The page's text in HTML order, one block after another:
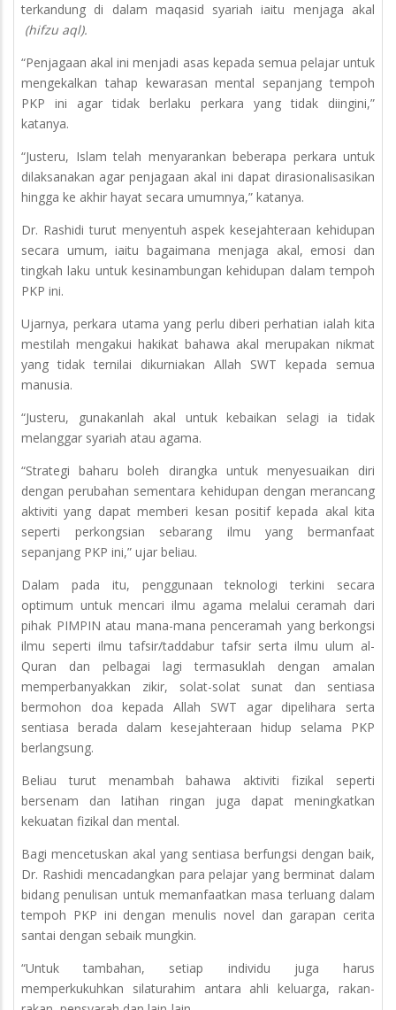
terkandung di dalam maqasid syariah iaitu menjaga akal
(hifzu aql).
“Penjagaan akal ini menjadi asas kepada semua pelajar untuk
mengekalkan tahap kewarasan mental sepanjang tempoh
PKP ini agar tidak berlaku perkara yang tidak diingini,”
katanya.
“Justeru, Islam telah menyarankan beberapa perkara untuk
dilaksanakan agar penjagaan akal ini dapat dirasionalisasikan
hingga ke akhir hayat secara umumnya,” katanya.
Dr. Rashidi turut menyentuh aspek kesejahteraan kehidupan
secara umum, iaitu bagaimana menjaga akal, emosi dan
tingkah laku untuk kesinambungan kehidupan dalam tempoh
PKP ini.
Ujarnya, perkara utama yang perlu diberi perhatian ialah kita
mestilah mengakui hakikat bahawa akal merupakan nikmat
yang tidak ternilai dikurniakan Allah SWT kepada semua
manusia.
“Justeru, gunakanlah akal untuk kebaikan selagi ia tidak
melanggar syariah atau agama.
“Strategi baharu boleh dirangka untuk menyesuaikan diri
dengan perubahan sementara kehidupan dengan merancang
aktiviti yang dapat memberi kesan positif kepada akal kita
seperti perkongsian sebarang ilmu yang bermanfaat
sepanjang PKP ini,” ujar beliau.
Dalam pada itu, penggunaan teknologi terkini secara
optimum untuk mencari ilmu agama melalui ceramah dari
pihak PIMPIN atau mana-mana penceramah yang berkongsi
ilmu seperti ilmu tafsir/taddabur tafsir serta ilmu ulum al-
Quran dan pelbagai lagi termasuklah dengan amalan
memperbanyakkan zikir, solat-solat sunat dan sentiasa
bermohon doa kepada Allah SWT agar dipelihara serta
sentiasa berada dalam kesejahteraan hidup selama PKP
berlangsung.
Beliau turut menambah bahawa aktiviti fizikal seperti
bersenam dan latihan ringan juga dapat meningkatkan
kekuatan fizikal dan mental.
Bagi mencetuskan akal yang sentiasa berfungsi dengan baik,
Dr. Rashidi mencadangkan para pelajar yang berminat dalam
bidang penulisan untuk memanfaatkan masa terluang dalam
tempoh PKP ini dengan menulis novel dan garapan cerita
santai dengan sebaik mungkin.
“Untuk tambahan, setiap individu juga harus
memperkukuhkan silaturahim antara ahli keluarga, rakan-